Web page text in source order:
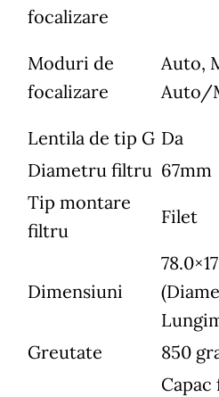
focalizare
Moduri de
focalizare
Auto,
Auto/
Lentila de tip G Da
Diametru filtru 67mm
Tip montare
filtru
Filet
Dimensiuni
Greutate
850